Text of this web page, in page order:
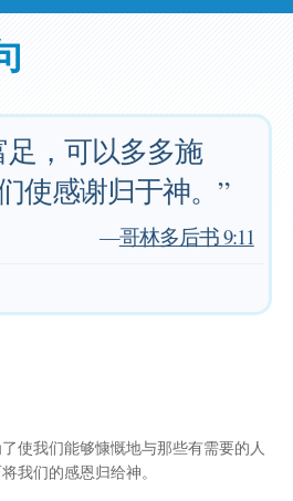
足，可以多多施
使感谢归于神。”
—哥林多后书 9:11
使我们能够慷慨地与那些有需要的人
我们的感恩归给神。